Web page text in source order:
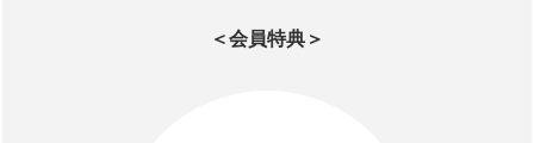
＜会員特典＞